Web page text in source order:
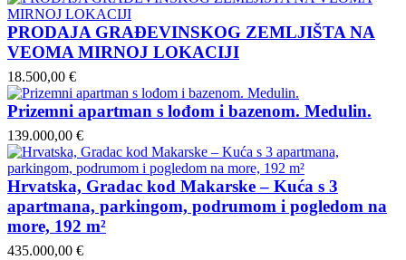
PRODAJA GRAĐEVINSKOG ZEMLJIŠTA NA
VEOMA MIRNOJ LOKACIJI
18.500,00 €
Prizemni apartman s lođom i bazenom. Medulin.
139.000,00 €
Hrvatska, Gradac kod Makarske – Kuća s 3
apartmana, parkingom, podrumom i pogledom na
more, 192 m²
435.000,00 €